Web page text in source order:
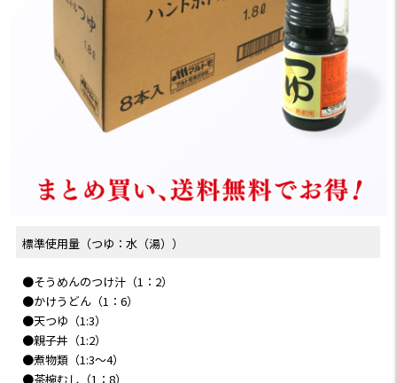
標準使用量（つゆ：水（湯））
●そうめんのつけ汁（1：2）
●かけうどん（1：6）
●天つゆ（1:3）
●親子丼（1:2）
●煮物類（1:3〜4）
●茶椀むし（1：8）